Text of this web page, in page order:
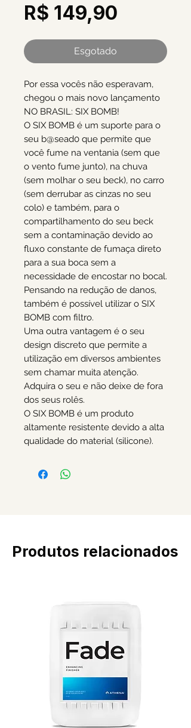
R$ 149,90
Esgotado
Por essa vocês não esperavam,
chegou o mais novo lançamento
NO BRASIL: SIX BOMB!
O SIX BOMB é um suporte para o
seu b@sead0 que permite que
você fume na ventania (sem que
o vento fume junto), na chuva
(sem molhar o seu beck), no carro
(sem derrubar as cinzas no seu
colo) e também, para o
compartilhamento do seu beck
sem a contaminação devido ao
fluxo constante de fumaça direto
para a sua boca sem a
necessidade de encostar no bocal.
Pensando na redução de danos,
também é possível utilizar o SIX
BOMB com filtro.
Uma outra vantagem é o seu
design discreto que permite a
utilização em diversos ambientes
sem chamar muita atenção.
Adquira o seu e não deixe de fora
dos seus rolês.
O SIX BOMB é um produto
altamente resistente devido a alta
qualidade do material (silicone).
Produtos relacionados